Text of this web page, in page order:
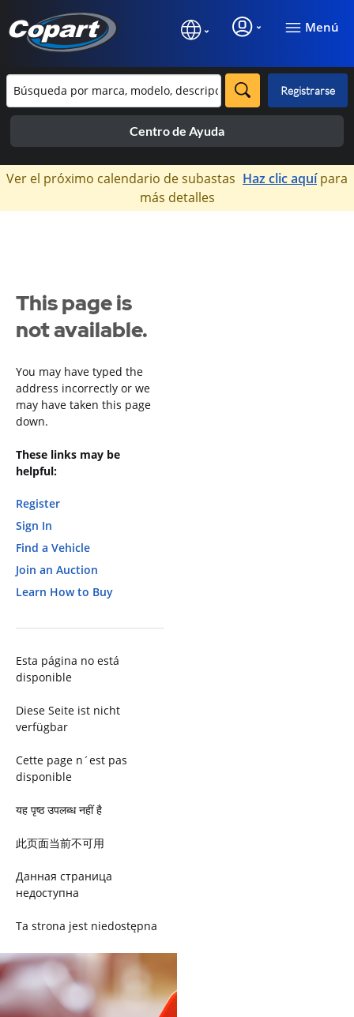
Menú
Registrarse
Centro de Ayuda
×
Ver el próximo calendario de subastas Haz clic aquípara
más detalles
This page is
not available.
You may have typed the
address incorrectly or we
may have taken this page
down.
These links may be
helpful:
Register
Sign In
Find a Vehicle
Join an Auction
Learn How to Buy
Esta página no está
disponible
Diese Seite ist nicht
verfügbar
Cette page n´est pas
disponible
यह पृष्ठ उपलब्ध नहीं है
此页面当前不可用
Данная страница
недоступна
Ta strona jest niedostępna
Trang này không có
Esta página não está
disponível